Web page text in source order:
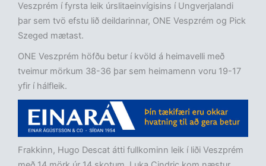
Veszprém í fyrsta leik úrslitaeinvígisins í Ungverjalandi
þar sem tvö efstu lið deildarinnar, ONE Vespzrém og Pick
Szeged mætast.
ONE Veszprém höfðu betur í kvöld á heimavelli með
tveimur mörkum 38-36 þar sem heimamenn voru 19-17
yfir í hálfleik.
Frakkinn, Hugo Descat átti fullkominn leik í liði Veszprém